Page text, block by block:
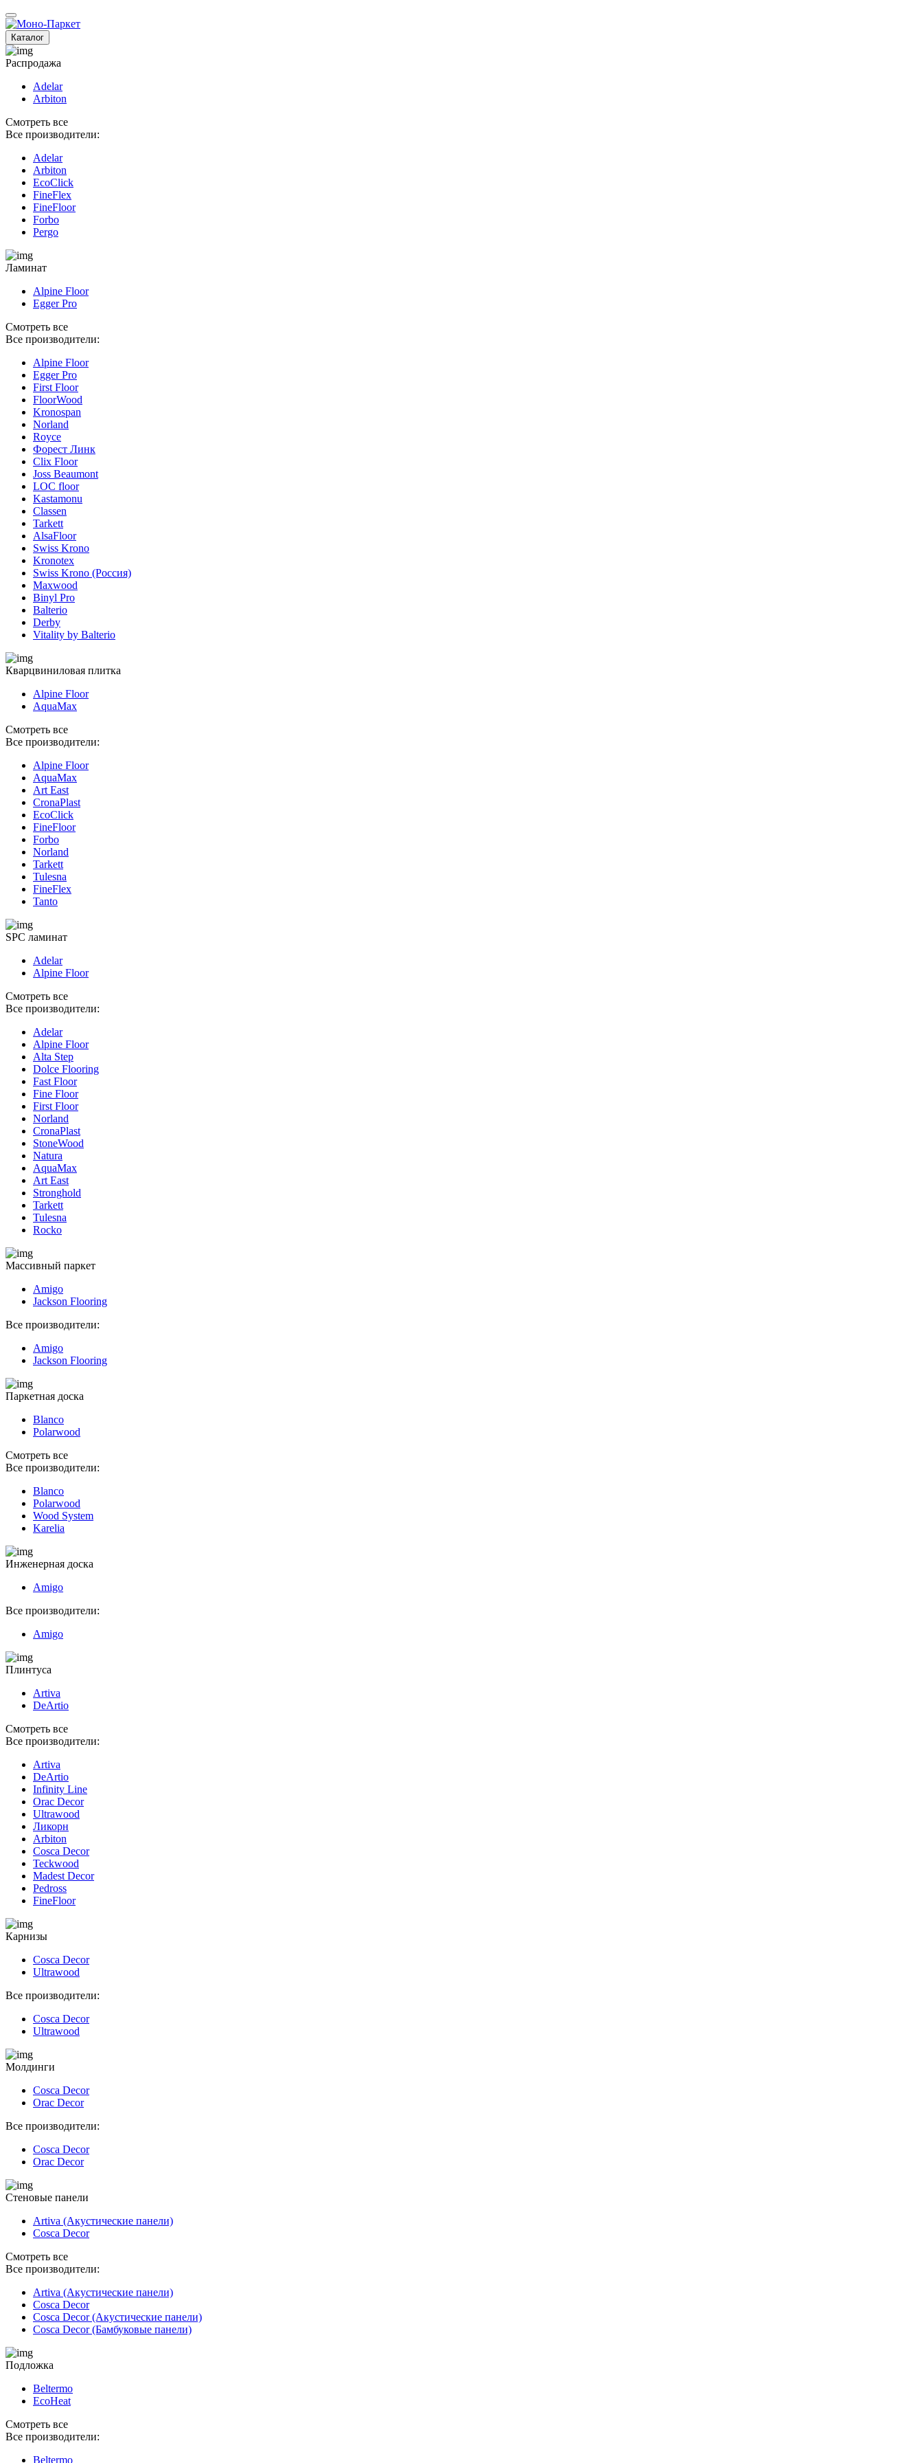
Каталог
Распродажа
Adelar
Arbiton
Смотреть все
Все производители:
Adelar
Arbiton
EcoClick
FineFlex
FineFloor
Fоrbo
Pergo
Ламинат
Alpine Floor
Egger Pro
Смотреть все
Все производители:
Alpine Floor
Egger Pro
First Floor
FloorWood
Kronospan
Norland
Royce
Форест Линк
Clix Floor
Joss Beaumont
LOC floor
Kastamonu
Classen
Tarkett
AlsaFloor
Swiss Krono
Kronotex
Swiss Krono (Россия)
Maxwood
Binyl Pro
Balterio
Derby
Vitality by Balterio
Кварцвиниловая плитка
Alpine Floor
AquaMax
Смотреть все
Все производители:
Alpine Floor
AquaMax
Art East
CronaPlast
EcoClick
FineFloor
Fоrbo
Norland
Tarkett
Tulesna
FineFlex
Tanto
SPC ламинат
Adelar
Alpine Floor
Смотреть все
Все производители:
Adelar
Alpine Floor
Alta Step
Dolce Flooring
Fast Floor
Fine Floor
First Floor
Norland
CronaPlast
StoneWood
Natura
AquaMax
Art East
Stronghold
Tarkett
Tulesna
Rocko
Массивный паркет
Amigo
Jackson Flooring
Все производители:
Amigo
Jackson Flooring
Паркетная доска
Blanco
Polarwood
Смотреть все
Все производители:
Blanco
Polarwood
Wood System
Karelia
Инженерная доска
Amigo
Все производители:
Amigo
Плинтуса
Artiva
DeArtio
Смотреть все
Все производители:
Artiva
DeArtio
Infinity Line
Orac Decor
Ultrawood
Ликорн
Arbiton
Cosca Decor
Teckwood
Madest Decor
Pedross
FineFloor
Карнизы
Cosca Decor
Ultrawood
Все производители:
Cosca Decor
Ultrawood
Молдинги
Cosca Decor
Orac Decor
Все производители:
Cosca Decor
Orac Decor
Стеновые панели
Artiva (Акустические панели)
Cosca Decor
Смотреть все
Все производители:
Artiva (Акустические панели)
Cosca Decor
Cosca Decor (Акустические панели)
Cosca Decor (Бамбуковые панели)
Подложка
Beltermo
EcoHeat
Смотреть все
Все производители:
Beltermo